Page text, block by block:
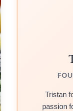
Tristan
passion